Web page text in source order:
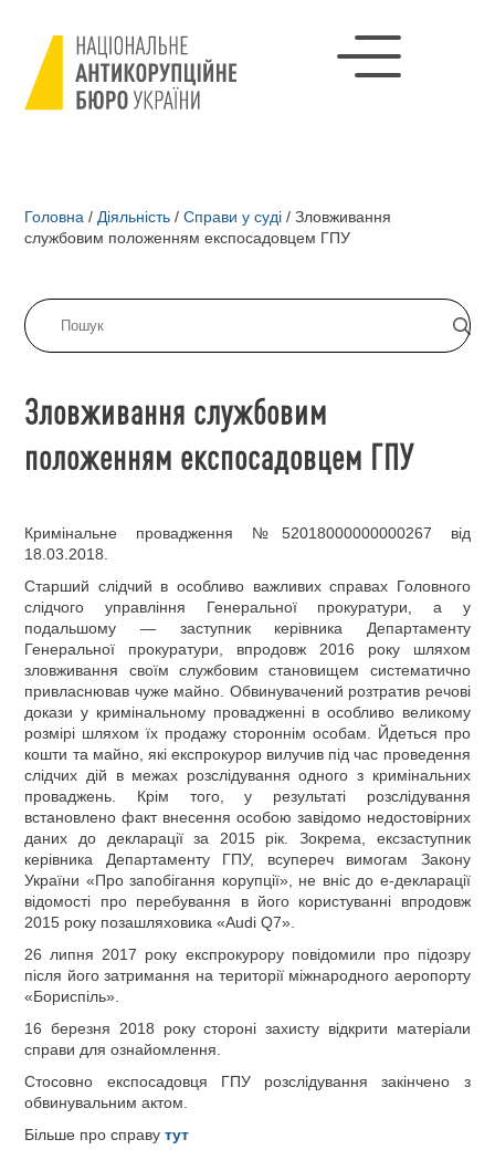
Головна / Діяльність / Справи у суді / Зловживання
службовим положенням експосадовцем ГПУ
Зловживання службовим
положенням експосадовцем ГПУ
Кримінальне провадження №52018000000000267 від
18.03.2018.
Старший слідчий в особливо важливих справах Головного
слідчого управління Генеральної прокуратури, а у
подальшому — заступник керівника Департаменту
Генеральної прокуратури, впродовж 2016 року шляхом
зловживання своїм службовим становищем систематично
привласнював чуже майно. Обвинувачений розтратив речові
докази у кримінальному провадженні в особливо великому
розмірі шляхом їх продажу стороннім особам. Йдеться про
кошти та майно, які експрокурор вилучив під час проведення
слідчих дій в межах розслідування одного з кримінальних
проваджень. Крім того, у результаті розслідування
встановлено факт внесення особою завідомо недостовірних
даних до декларації за 2015 рік. Зокрема, ексзаступник
керівника Департаменту ГПУ, всупереч вимогам Закону
України «Про запобігання корупції», не вніс до е-декларації
відомості про перебування в його користуванні впродовж
2015 року позашляховика «Audi Q7».
26 липня 2017 року експрокурору повідомили про підозру
після його затримання на території міжнародного аеропорту
«Бориспіль».
16 березня 2018 року стороні захисту відкрити матеріали
справи для ознайомлення.
Стосовно експосадовця ГПУ розслідування закінчено з
обвинувальним актом.
Більше про справутут